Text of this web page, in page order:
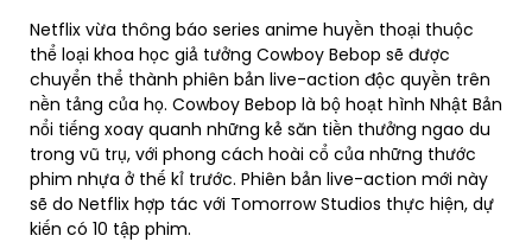
Netflix vừa thông báo series anime huyền thoại thuộc
thể loại khoa học giả tưởng Cowboy Bebop sẽ được
chuyển thể thành phiên bản live-action độc quyền trên
nền tảng của họ. Cowboy Bebop là bộ hoạt hình Nhật Bản
nổi tiếng xoay quanh những kẻ săn tiền thưởng ngao du
trong vũ trụ, với phong cách hoài cổ của những thước
phim nhựa ở thế kỉ trước. Phiên bản live-action mới này
sẽ do Netflix hợp tác với Tomorrow Studios thực hiện, dự
kiến có 10 tập phim.